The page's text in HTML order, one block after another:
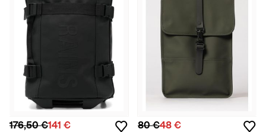
176,50 €141 € 80 €48 €